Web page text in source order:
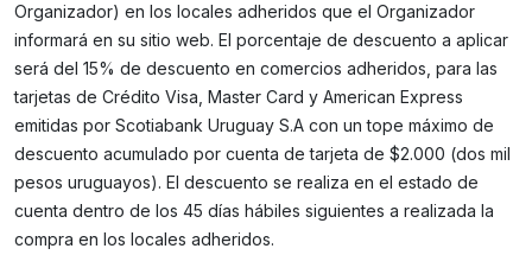
Organizador) en los locales adheridos que el Organizador
informará en su sitio web. El porcentaje de descuento a aplicar
será del 15% de descuento en comercios adheridos, para las
tarjetas de Crédito Visa, Master Card y American Express
emitidas por Scotiabank Uruguay S.A con un tope máximo de
descuento acumulado por cuenta de tarjeta de $2.000 (dos mil
pesos uruguayos). El descuento se realiza en el estado de
cuenta dentro de los 45 días hábiles siguientes a realizada la
compra en los locales adheridos.